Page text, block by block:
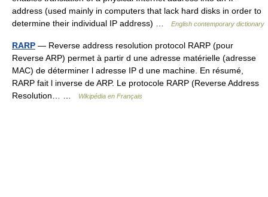
address (used mainly in computers that lack hard disks in order to
determine their individual IP address) …
English contemporary dictionary
RARP — Reverse address resolution protocol RARP (pour
Reverse ARP) permet à partir d une adresse matérielle (adresse
MAC) de déterminer l adresse IP d une machine. En résumé,
RARP fait l inverse de ARP. Le protocole RARP (Reverse Address
Resolution… …
Wikipédia en Français